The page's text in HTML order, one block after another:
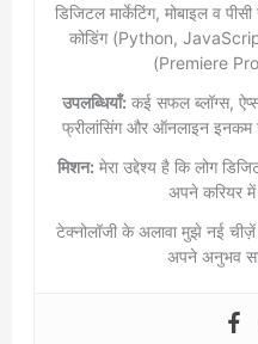
डिजिटल मार्केटिंग, मोबाइल व
कोडिंग (Python,
(Premiere
उपलब्धियाँ: कई सफल ब्लॉग्स,
फ्रीलांसिंग और ऑनलाइन इनकम
मिशन: मेरा उद्देश्य है कि लोग
अपने करियर में
टेक्नोलॉजी के अलावा मुझे नई
अपने अनुभव